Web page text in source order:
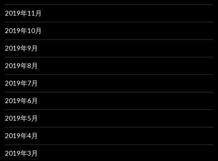
2019年11月
2019年10月
2019年9月
2019年8月
2019年7月
2019年6月
2019年5月
2019年4月
2019年3月